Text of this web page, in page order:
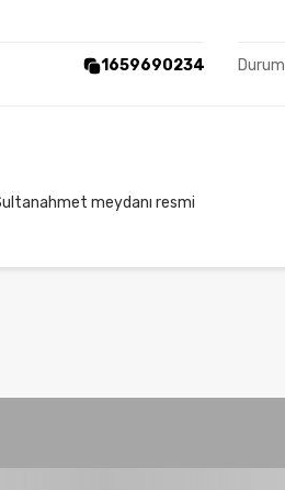
1659690234 Durum
meydanı resmi